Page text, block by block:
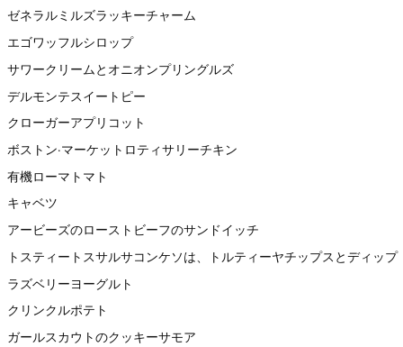
ゼネラルミルズラッキーチャーム
エゴワッフルシロップ
サワークリームとオニオンプリングルズ
デルモンテスイートピー
クローガーアプリコット
ボストン·マーケットロティサリーチキン
有機ローマトマト
キャベツ
アービーズのローストビーフのサンドイッチ
トスティートスサルサコンケソは、トルティーヤチップスとディップ
ラズベリーヨーグルト
クリンクルポテト
ガールスカウトのクッキーサモア